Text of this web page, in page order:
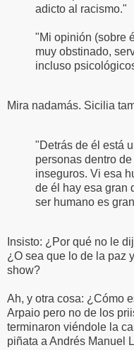
adicto al racismo."
"Mi opinión (sobre
muy obstinado,
incluso
Mira nadamás. Sicilia
"Detrás de él está
personas dentro
inseguros. Vi esa
de él hay esa gran
ser humano es
Insisto: ¿Por qué no le
¿O sea que lo de la paz
show?
Ah, y otra cosa: ¿Cómo
Arpaio pero no de los
terminaron viéndole la
piñata a Andrés Manuel